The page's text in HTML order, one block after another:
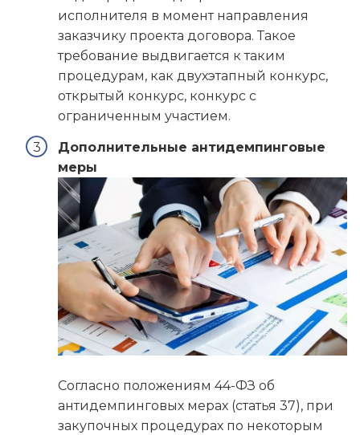
исполнителя в момент направления
заказчику проекта договора. Такое
требование выдвигается к таким
процедурам, как двухэтапный конкурс,
открытый конкурс, конкурс с
ограниченным участием.
Дополнительные антидемпинговые
меры
Согласно положениям 44-ФЗ об
антидемпинговых мерах (статья 37), при
закупочных процедурах по некоторым